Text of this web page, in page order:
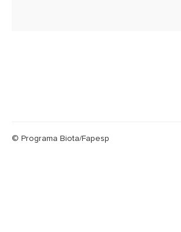
© Programa Biota/Fapesp